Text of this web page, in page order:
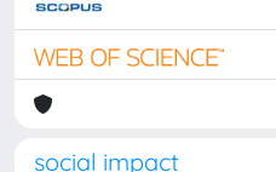
social impact